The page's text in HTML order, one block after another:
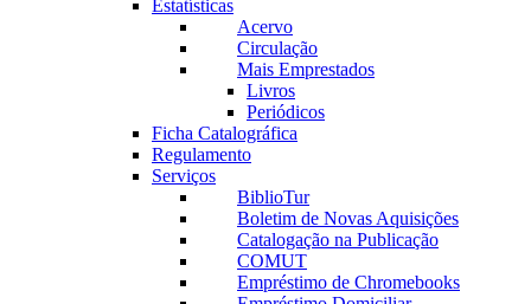
Estatísticas
Acervo
Circulação
Mais Emprestados
Livros
Periódicos
Ficha Catalográfica
Regulamento
Serviços
BiblioTur
Boletim de Novas Aquisições
Catalogação na Publicação
COMUT
Empréstimo de Chromebooks